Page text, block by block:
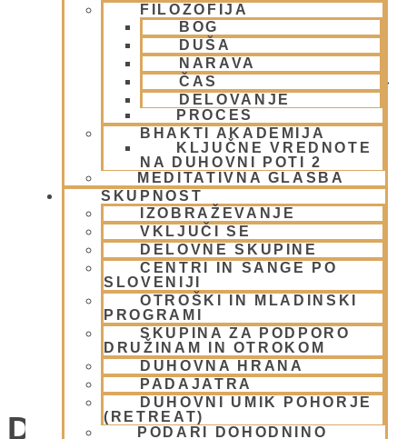
FILOZOFIJA
BOG
DUŠA
NARAVA
ČAS
DELOVANJE
PROCES
BHAKTI AKADEMIJA
KLJUČNE VREDNOTE
NA DUHOVNI POTI 2
MEDITATIVNA GLASBA
SKUPNOST
IZOBRAŽEVANJE
VKLJUČI SE
DELOVNE SKUPINE
CENTRI IN SANGE PO
SLOVENIJI
OTROŠKI IN MLADINSKI
PROGRAMI
SKUPINA ZA PODPORO
DRUŽINAM IN OTROKOM
DUHOVNA HRANA
PADAJATRA
DUHOVNI UMIK POHORJE
(RETREAT)
PODARI DOHODNINO
SOBOTNI KIRTAN - NAMA JAGJA
Dogodki